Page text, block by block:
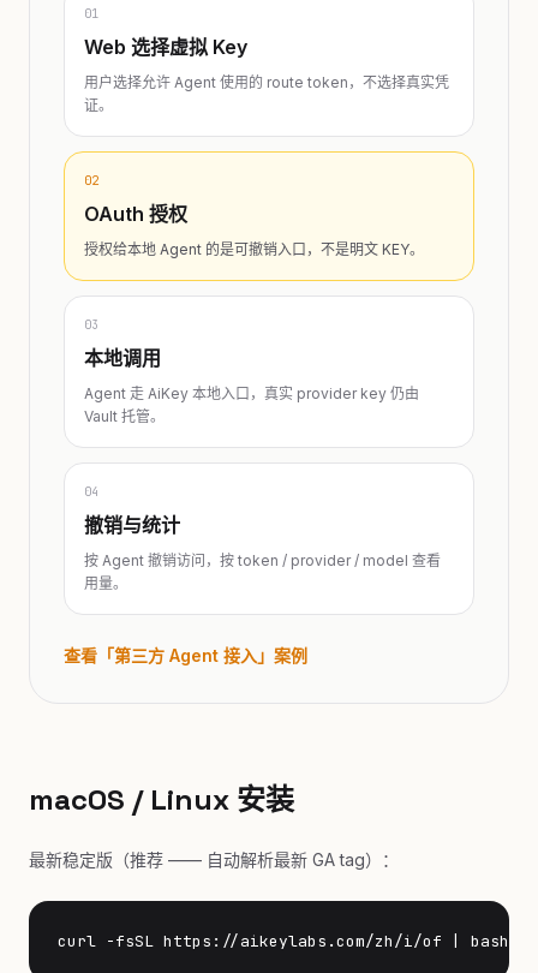
01
Web 选择虚拟 Key
用户选择允许 Agent 使用的 route token，不选择真实凭
证。
02
OAuth 授权
授权给本地 Agent 的是可撤销入口，不是明文 KEY。
03
本地调用
Agent 走 AiKey 本地入口，真实 provider key 仍由
Vault 托管。
04
撤销与统计
按 Agent 撤销访问，按 token / provider / model 查看
用量。
查看「第三方 Agent 接入」案例
macOS / Linux 安装
最新稳定版（推荐 —— 自动解析最新 GA tag）：
curl -fsSL https://aikeylabs.com/zh/i/of | bash